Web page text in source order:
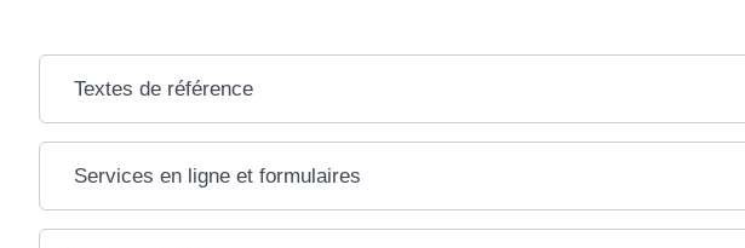
Textes de référence
Services en ligne et formulaires